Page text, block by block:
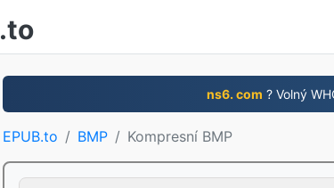
.to
ns6. com ? Volný
EPUB.to BMP Kompresní BMP